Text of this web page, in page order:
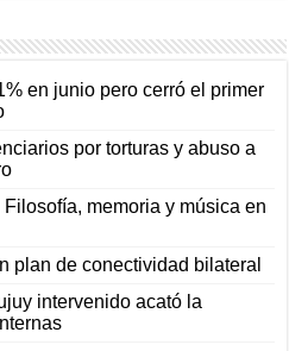
en junio pero cerró el primer
por torturas y abuso a
memoria y música en
plan de conectividad bilateral
intervenido acató la